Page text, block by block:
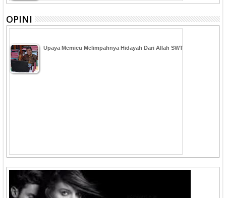
OPINI
Upaya Memicu Melimpahnya Hidayah Dari Allah SWT